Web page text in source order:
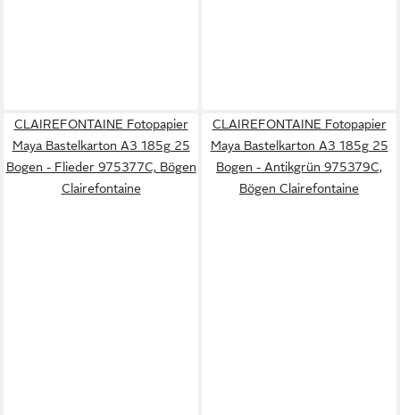
CLAIREFONTAINE Fotopapier
Maya Bastelkarton A3 185g 25
Bogen - Flieder 975377C, Bögen
Clairefontaine
CLAIREFONTAINE Fotopapier
Maya Bastelkarton A3 185g 25
Bogen - Antikgrün 975379C,
Bögen Clairefontaine